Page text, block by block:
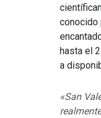
conocido
hasta el
a
«San